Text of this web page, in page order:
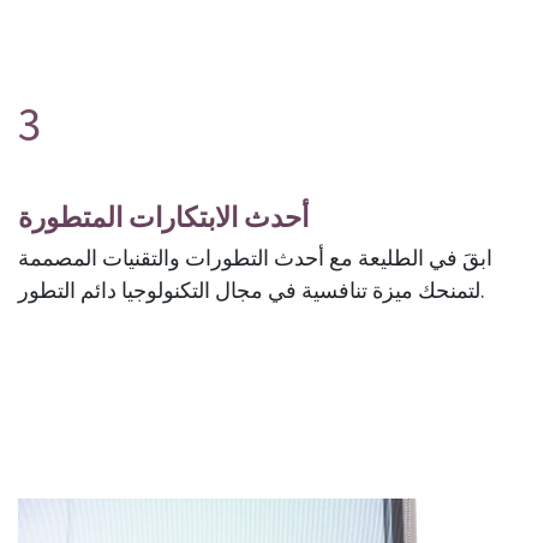
3
أحدث الابتكارات المتطورة
ابقَ في الطليعة مع أحدث التطورات والتقنيات المصممة
لتمنحك ميزة تنافسية في مجال التكنولوجيا دائم التطور.